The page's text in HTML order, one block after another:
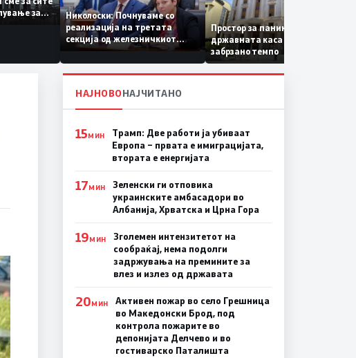
за
струјата
Николоски: Почнуваме со
реализација на третата
секција од железничкиот
Коридор 8, Македонија
станува раскрсница на
Балканот
Простор за паника нема –
државната каса се полни со
забрзано темпо
НАЈНОВОНАЈЧИТАНО
15МИН
Трамп: Две работи ја убиваат
Европа – првата е имиграцијата,
втората е енергијата
17МИН
Зеленски ги отповика
украинските амбасадори во
Албанија, Хрватска и Црна Гора
19МИН
Зголемен интензитетот на
сообраќај, нема подолги
задржувања на премините за
влез и излез од државата
20МИН
Активен пожар во село Грешница
во Македонски Брод, под
контрола пожарите во
депонијата Делчево и во
гостиварско Паталишта